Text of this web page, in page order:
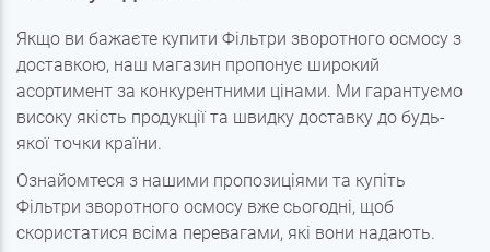
Якщо ви бажаєте купити Фільтри зворотного осмосу з
доставкою, наш магазин пропонує широкий
асортимент за конкурентними цінами. Ми гарантуємо
високу якість продукції та швидку доставку до будь-
якої точки країни.
Ознайомтеся з нашими пропозиціями та купіть
Фільтри зворотного осмосу вже сьогодні, щоб
скористатися всіма перевагами, які вони надають.